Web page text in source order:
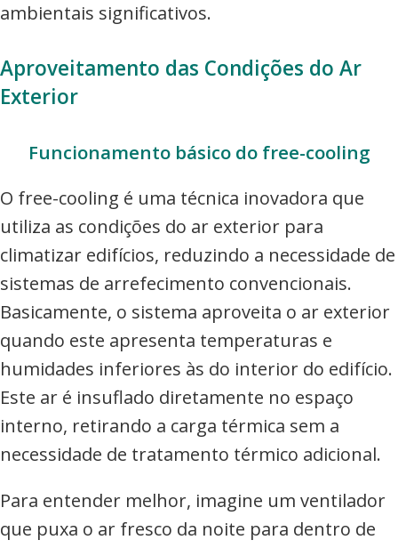
ambientais significativos.
Aproveitamento das Condições do Ar
Exterior
Funcionamento básico do free-cooling
O free-cooling é uma técnica inovadora que
utiliza as condições do ar exterior para
climatizar edifícios, reduzindo a necessidade de
sistemas de arrefecimento convencionais.
Basicamente, o sistema aproveita o ar exterior
quando este apresenta temperaturas e
humidades inferiores às do interior do edifício.
Este ar é insuflado diretamente no espaço
interno, retirando a carga térmica sem a
necessidade de tratamento térmico adicional.
Para entender melhor, imagine um ventilador
que puxa o ar fresco da noite para dentro de